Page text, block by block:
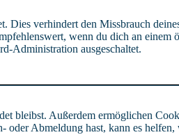
verhindert den Missbrauch
wenn du dich an einem
Administration ausgeschaltet.
bleibst. Außerdem ermöglichen
Abmeldung hast, kann es